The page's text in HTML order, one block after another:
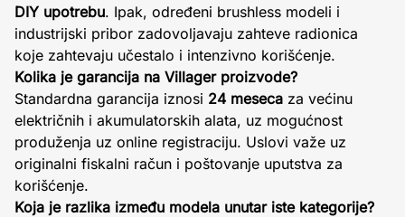
DIY upotrebu. Ipak, određeni brushless modeli i
industrijski pribor zadovoljavaju zahteve radionica
koje zahtevaju učestalo i intenzivno korišćenje.
Kolika je garancija na Villager proizvode?
Standardna garancija iznosi 24 meseca za većinu
električnih i akumulatorskih alata, uz mogućnost
produženja uz online registraciju. Uslovi važe uz
originalni fiskalni račun i poštovanje uputstva za
korišćenje.
Koja je razlika između modela unutar iste kategorije?